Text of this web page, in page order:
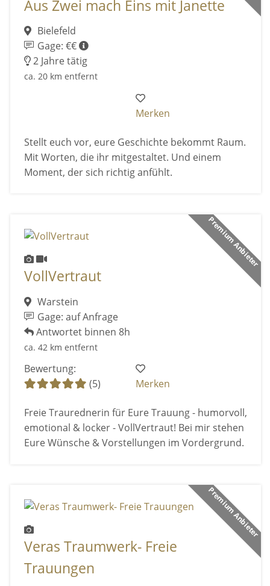
Aus Zwei mach Eins mit Janette
Bielefeld
Gage: €€
2 Jahre tätig
ca. 20 km entfernt
Merken
Stellt euch vor, eure Geschichte bekommt Raum.
Mit Worten, die ihr mitgestaltet. Und einem
Moment, der sich richtig anfühlt.
Premium Anbieter
VollVertraut
Warstein
Gage: auf Anfrage
Antwortet binnen 8h
ca. 42 km entfernt
Bewertung:
(5)
Merken
Freie Traurednerin für Eure Trauung - humorvoll,
emotional & locker - VollVertraut! Bei mir stehen
Eure Wünsche & Vorstellungen im Vordergrund.
Premium Anbieter
Veras Traumwerk- Freie
Trauungen